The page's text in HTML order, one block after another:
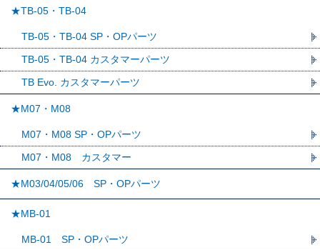
★TB-05・TB-04
TB-05・TB-04 SP・OPパーツ
TB-05・TB-04 カスタマーパーツ
TB Evo. カスタマーパーツ
★M07・M08
M07・M08 SP・OPパーツ
M07・M08 カスタマー
★M03/04/05/06 SP・OPパーツ
★MB-01
MB-01 SP・OPパーツ